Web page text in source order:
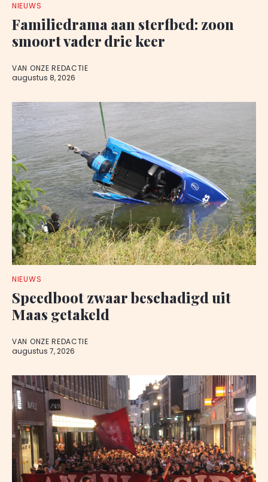
NIEUWS
Familiedrama aan sterfbed: zoon
smoort vader drie keer
VAN ONZE REDACTIE
augustus 8, 2026
NIEUWS
Speedboot zwaar beschadigd uit
Maas getakeld
VAN ONZE REDACTIE
augustus 7, 2026